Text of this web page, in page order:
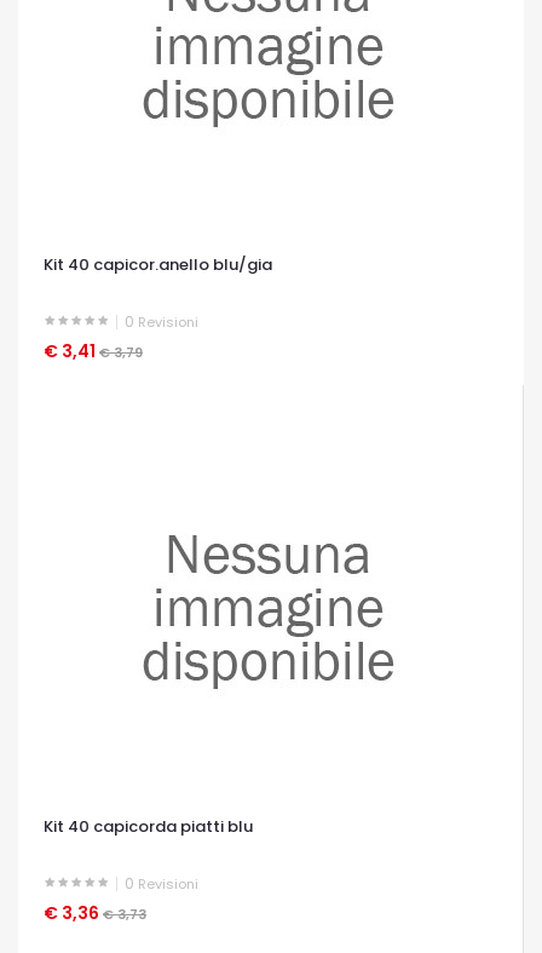
Kit 40 capicor.anello blu/gia
0 Revisioni
€ 3,41 € 3,79
OCCHIATA VELOCE
Kit 40 capicorda piatti blu
0 Revisioni
€ 3,36 € 3,73
OCCHIATA VELOCE